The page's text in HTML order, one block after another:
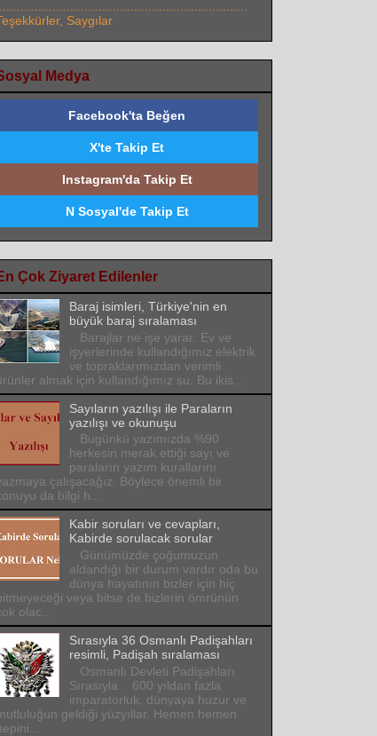
Saygılar
Medya
Facebook'ta Beğen
X'te Takip Et
Instagram'da Takip Et
N Sosyal'de Takip Et
Çok Ziyaret Edilenler
Baraj isimleri, Türkiye'nin en
büyük baraj sıralaması
Barajlar ne işe yarar: Ev ve
işyerlerinde kullandığımız elektrik
ve topraklarımızdan verimli
almak için kullandığımız su. Bu ikis...
Sayıların yazılışı ile Paraların
yazılışı ve okunuşu
Bugünkü yazımızda %90
herkesin merak ettiği sayı ve
paraların yazım kurallarını
çalışacağız. Böylece önemli bir
da bilgi h...
Kabir soruları ve cevapları,
Kabirde sorulacak sorular
Günümüzde çoğumuzun
aldandığı bir durum vardır oda bu
dünya hayatının bizler için hiç
veya bitse de bizlerin ömrünün
olac...
Sırasıyla 36 Osmanlı Padişahları
resimli, Padişah sıralaması
Osmanlı Devleti Padişahları
Sırasıyla 600 yıldan fazla
imparatorluk, dünyaya huzur ve
geldiği yüzyıllar. Hemen hemen